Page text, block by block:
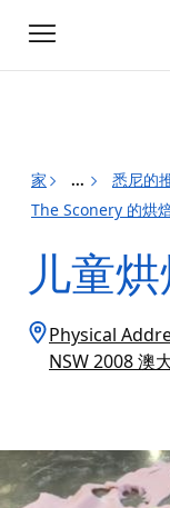
Toggle
navigation
家 ... 悉尼的
The Sconery 的烘
儿童
Physical
NSW 2008 澳